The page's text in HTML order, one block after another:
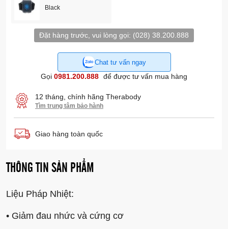
Black
Đặt hàng trước, vui lòng gọi: (028) 38.200.888
Chat tư vấn ngay
Gọi 0981.200.888 để được tư vấn mua hàng
12 tháng, chính hãng Therabody
Tìm trung tâm bảo hành
Giao hàng toàn quốc
THÔNG TIN SẢN PHẨM
Liệu Pháp Nhiệt:
• Giảm đau nhức và cứng cơ